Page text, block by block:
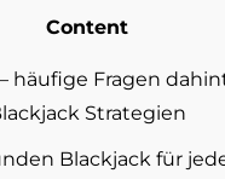
Content
– häufige Fragen
Strategien
Blackjack für